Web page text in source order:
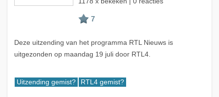
Deze uitzending van het programma RTL Nieuws is
uitgezonden op maandag 19 juli door RTL4.
Uitzending gemist? RTL4 gemist?